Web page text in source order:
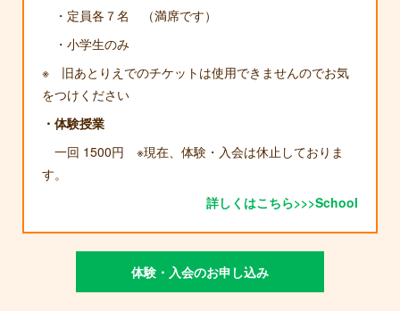
・定員各７名 （満席です）
・小学生のみ
※ 旧あとりえでのチケットは使用できませんのでお気
をつけください
・体験授業
一回 1500円 ※現在、体験・入会は休止しておりま
す。
詳しくはこちら>>>School
体験・入会のお申し込み